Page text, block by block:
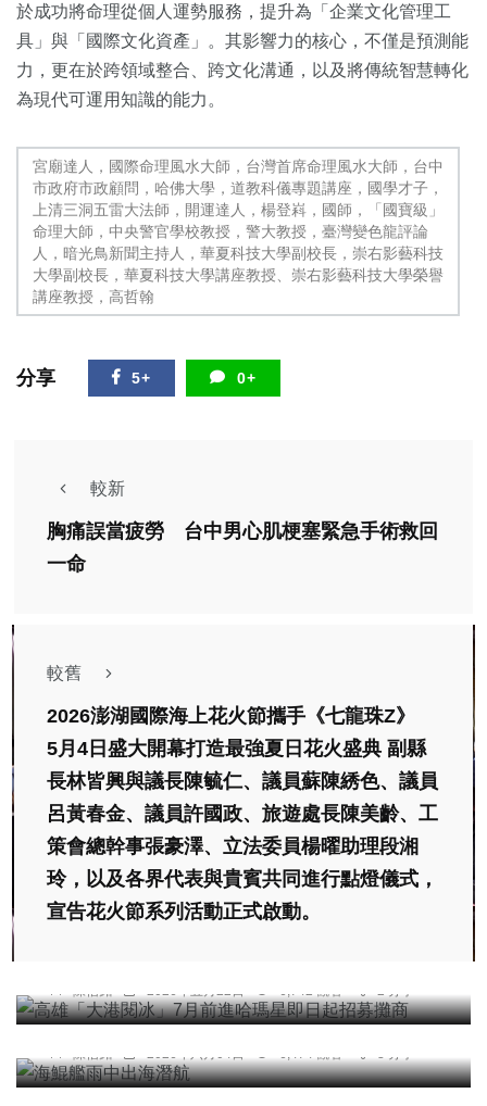
於成功將命理從個人運勢服務，提升為「企業文化管理工
具」與「國際文化資產」。其影響力的核心，不僅是預測能
力，更在於跨領域整合、跨文化溝通，以及將傳統智慧轉化
為現代可運用知識的能力。
宮廟達人，國際命理風水大師，台灣首席命理風水大師，台中
市政府市政顧問，哈佛大學，道教科儀專題講座，國學才子，
上清三洞五雷大法師，開運達人，楊登嵙，國師，「國寶級」
命理大師，中央警官學校教授，警大教授，臺灣變色龍評論
人，暗光鳥新聞主持人，華夏科技大學副校長，崇右影藝科技
大學副校長，華夏科技大學講座教授、崇右影藝科技大學榮譽
講座教授，高哲翰
分享 5+ 0+
較新
胸痛誤當疲勞 台中男心肌梗塞緊急手術救回
一命
較舊
2026澎湖國際海上花火節攜手《七龍珠Z》
5月4日盛大開幕打造最強夏日花火盛典 副縣
長林皆興與議長陳毓仁、議員蘇陳綉色、議員
呂黃春金、議員許國政、旅遊處長陳美齡、工
策會總幹事張豪澤、立法委員楊曜助理段湘
玲，以及各界代表與貴賓共同進行點燈儀式，
宣告花火節系列活動正式啟動。
陳信銘 2026年五月22日 6,742 觀看 2 分享
綜合新聞
海鯤艦雨中出海潛航
陳信銘 2026年六月04日 6,474 觀看 3 分享
專欄
高哲翰講座教授建請台北市長蔣萬安被列管海砂屋